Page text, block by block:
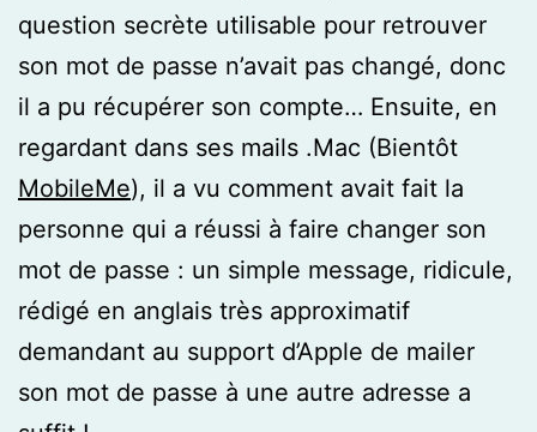
question secrète utilisable pour retrouver
son mot de passe n’avait pas changé, donc
il a pu récupérer son compte… Ensuite, en
regardant dans ses mails .Mac (Bientôt
MobileMe), il a vu comment avait fait la
personne qui a réussi à faire changer son
mot de passe : un simple message, ridicule,
rédigé en anglais très approximatif
demandant au support d’Apple de mailer
son mot de passe à une autre adresse a